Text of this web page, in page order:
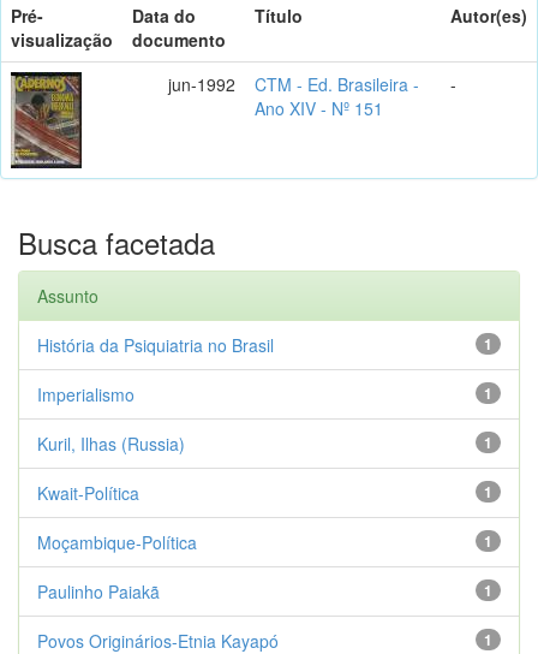
Pré-
visualização
Data do
documento
Título Autor(es)
jun-1992
CTM - Ed. Brasileira -
Ano XIV - Nº 151
-
Busca facetada
Assunto
1
História da Psiquiatria no Brasil
1
Imperialismo
1
Kuril, Ilhas (Russia)
1
Kwait-Política
1
Moçambique-Política
1
Paulinho Paiakã
1
Povos Originários-Etnia Kayapó